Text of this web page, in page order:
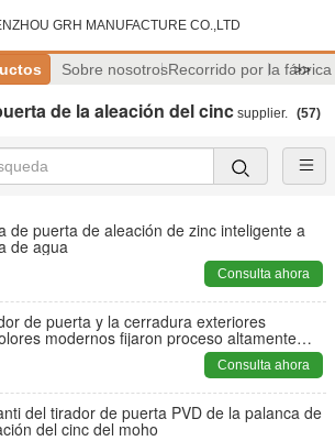
GRH MANUFACTURE CO.,LTD
Sobre nosotrosRecorrido por la fábrica
>>
de la aleación del cinc supplier. (57)
de puerta de aleación de zinc inteligente a
de agua
Consulta ahora
de puerta y la cerradura exteriores
modernos fijaron proceso altamente
Consulta ahora
del tirador de puerta PVD de la palanca de
del cinc del moho